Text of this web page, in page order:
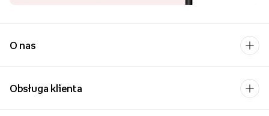
O nas
Obsługa klienta